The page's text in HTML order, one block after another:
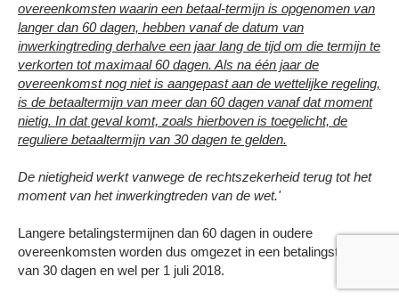
overeenkomsten waarin een betaal-termijn is opgenomen van
langer dan 60 dagen, hebben vanaf de datum van
inwerkingtreding derhalve een jaar lang de tijd om die termijn te
verkorten tot maximaal 60 dagen. Als na één jaar de
overeenkomst nog niet is aangepast aan de wettelijke regeling,
is de betaaltermijn van meerdan 60 dagen vanaf dat moment
nietig. In dat geval komt, zoals hierboven is toegelicht, de
reguliere betaaltermijn van 30 dagen te gelden.
De nietigheid werkt vanwege de rechtszekerheid terug tot het
moment van het inwerkingtreden van de wet.'
Langere betalingstermijnen dan 60 dagen in oudere
overeenkomsten worden dus omgezet in een betalingstermijn
van 30 dagen en wel per 1 juli 2018.